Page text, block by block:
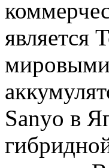
является
мировыми
Sanyo в